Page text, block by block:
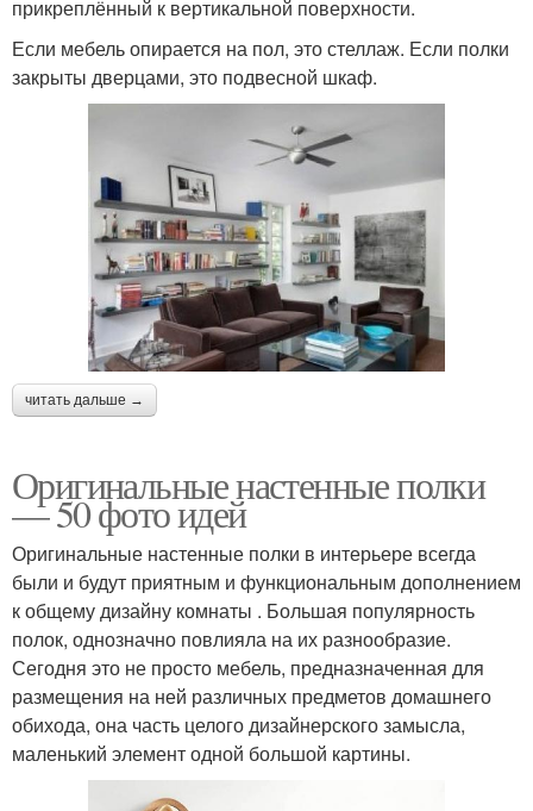
прикреплённый к вертикальной поверхности.
Если мебель опирается на пол, это стеллаж. Если полки
закрыты дверцами, это подвесной шкаф.
читать дальше →
Оригинальные настенные полки
— 50 фото идей
Оригинальные настенные полки в интерьере всегда
были и будут приятным и функциональным дополнением
к общему дизайну комнаты . Большая популярность
полок, однозначно повлияла на их разнообразие.
Сегодня это не просто мебель, предназначенная для
размещения на ней различных предметов домашнего
обихода, она часть целого дизайнерского замысла,
маленький элемент одной большой картины.